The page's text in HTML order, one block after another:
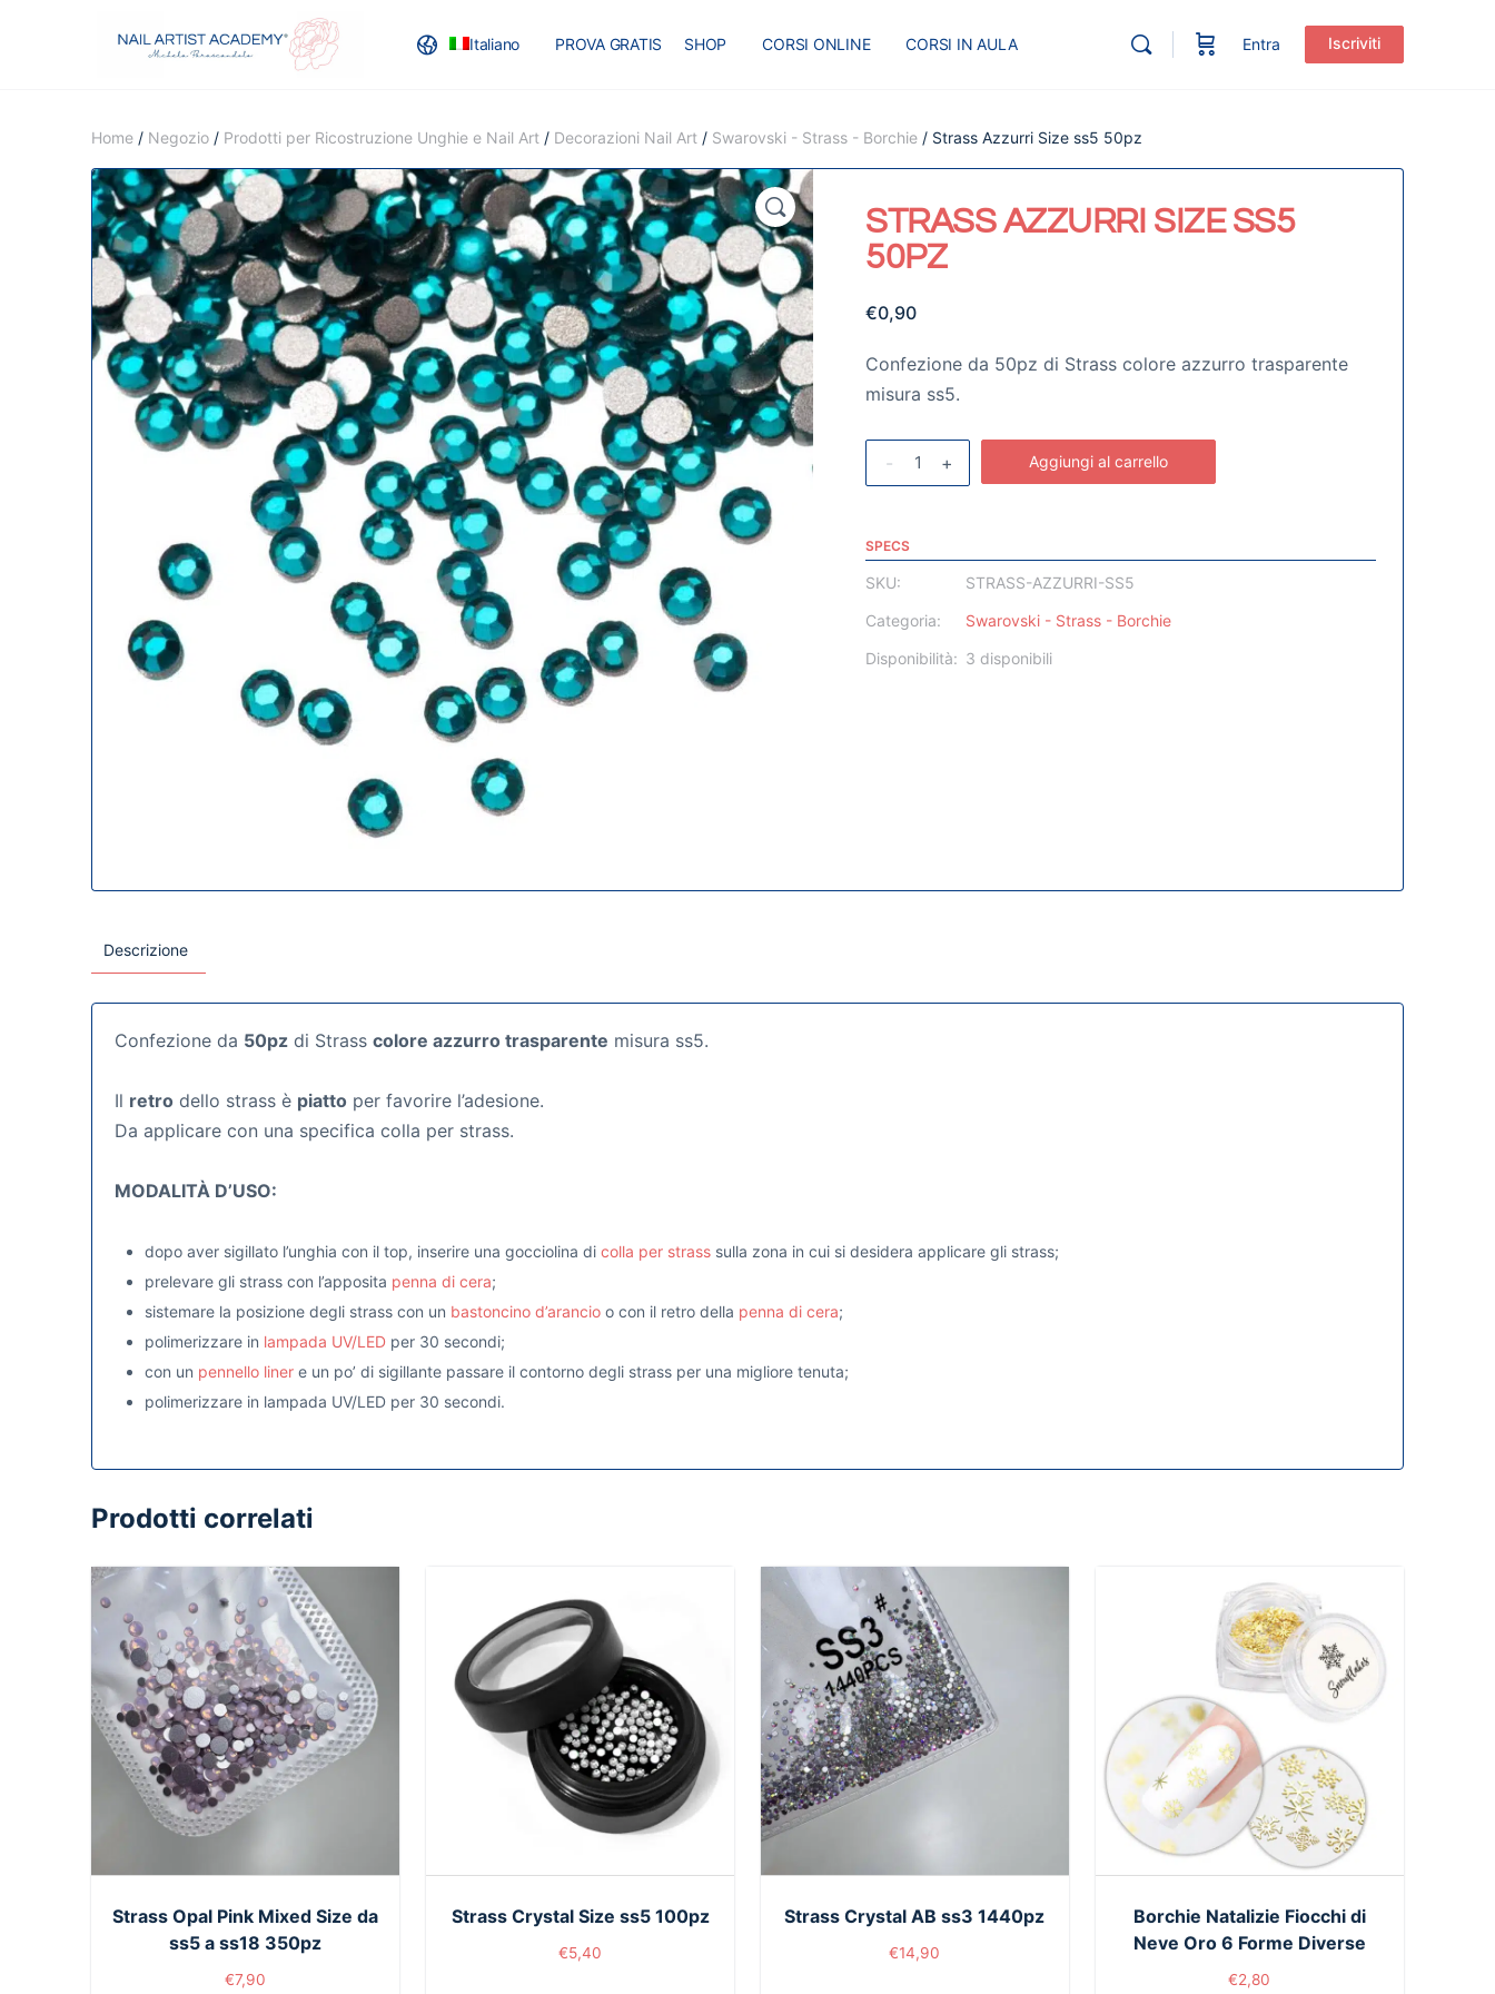
Italiano PROVA GRATIS SHOP CORSI ONLINE CORSI IN AULA
RECENSIONI MASTER BLOG
Entra Iscriviti
Home / Negozio / Prodotti per Ricostruzione Unghie e Nail Art / Decorazioni Nail Art / Swarovski - Strass - Borchie / Strass Azzurri Size ss5 50pz
🔍
STRASS AZZURRI SIZE SS5
50PZ
€0,90
Confezione da 50pz di Strass colore azzurro trasparente
misura ss5.
- + Aggiungi al carrello
SPECS
SKU:
STRASS-AZZURRI-SS5
Categoria:
Swarovski - Strass - Borchie
Disponibilità: 3 disponibili
Descrizione
Confezione da 50pz di Strass colore azzurro trasparente misura ss5.
Il retro dello strass è piatto per favorire l’adesione.
Da applicare con una specifica colla per strass.
MODALITÀ D’USO:
dopo aver sigillato l’unghia con il top, inserire una gocciolina di colla per strass sulla zona in cui si desidera applicare gli strass;
prelevare gli strass con l’apposita penna di cera;
sistemare la posizione degli strass con un bastoncino d’arancio o con il retro della penna di cera;
polimerizzare in lampada UV/LED per 30 secondi;
con un pennello liner e un po’ di sigillante passare il contorno degli strass per una migliore tenuta;
polimerizzare in lampada UV/LED per 30 secondi.
Prodotti correlati
Strass Opal Pink Mixed Size da
ss5 a ss18 350pz
€7,90
Strass Crystal Size ss5 100pz
€5,40
Strass Crystal AB ss3 1440pz
€14,90
Borchie Natalizie Fiocchi di
Neve Oro 6 Forme Diverse
€2,80